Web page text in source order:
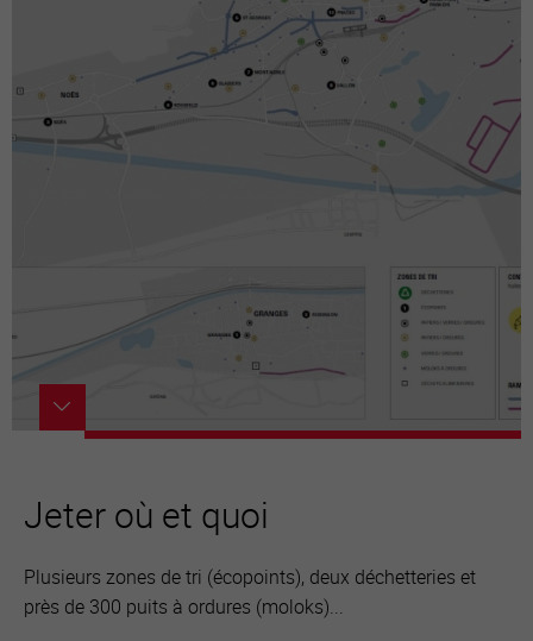
Jeter où et quoi
Plusieurs zones de tri (écopoints), deux déchetteries et
près de 300 puits à ordures (moloks)...